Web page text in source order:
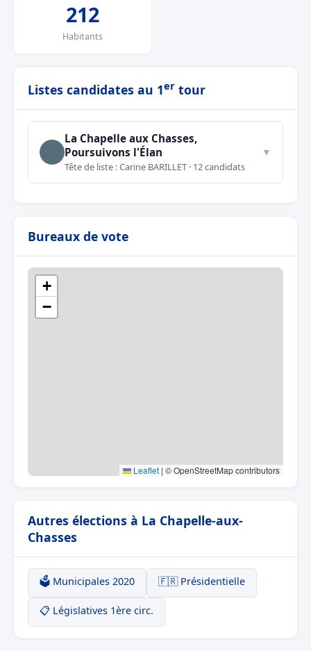
212
Habitants
Listes candidates au 1er tour
La Chapelle aux Chasses,
Poursuivons l'Élan
Tête de liste : Carine BARILLET · 12 candidats
▼
Bureaux de vote
+
−
Leaflet | © OpenStreetMap contributors
Autres élections à La Chapelle-aux-
Chasses
🗳️ Municipales 2020 🇫🇷 Présidentielle
📋 Législatives 1ère circ.